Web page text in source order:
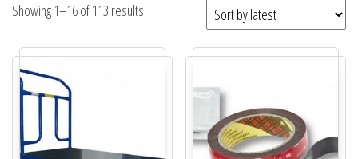
Showing 1–16 of 113 results